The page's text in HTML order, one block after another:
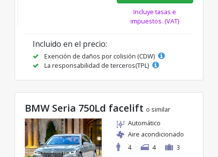
Incluye tasas e
impuestos. (VAT)
Incluido en el precio:
Exención de daños por colisión (CDW)
La responsabilidad de terceros(TPL)
BMW Seria 750Ld facelift o similar
Automático
Aire acondicionado
4
4 3